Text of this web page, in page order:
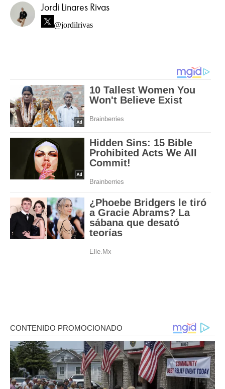
Jordi Linares Rivas
@jordilrivas